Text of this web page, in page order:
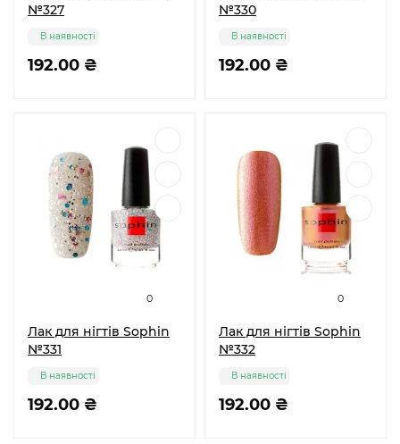
№327
192.00 ₴
В наявності
№330
192.00 ₴
В наявності
0
Лак для нігтів Sophin
№331
192.00 ₴
В наявності
0
Лак для нігтів Sophin
№332
192.00 ₴
В наявності